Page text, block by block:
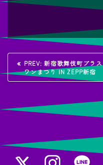
投
稿
ナ
ゲ
PREV: 過
去
の
投
新宿歌舞伎町プラス
ワンまつり IN ZEPP新宿